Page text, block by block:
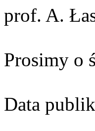
prof. A.
Prosimy o
Data